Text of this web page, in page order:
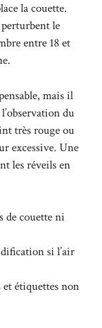
la couette.
le
entre 18 et
mais il
du
très rouge ou
excessive. Une
les réveils en
de couette ni
si l’air
et étiquettes non